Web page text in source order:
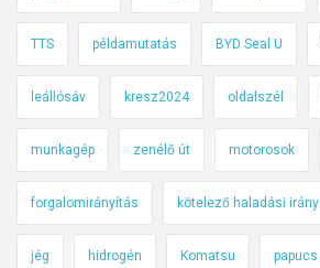
TTS példamutatás BYD Seal U
leállósáv kresz2024 oldalszél
munkagép zenélő út motorosok
forgalomirányítás kötelező haladási irány
jég hidrogén Komatsu papucs